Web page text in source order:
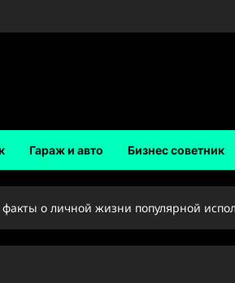
Гараж и авто Бизнес советник
о личной жизни популярной